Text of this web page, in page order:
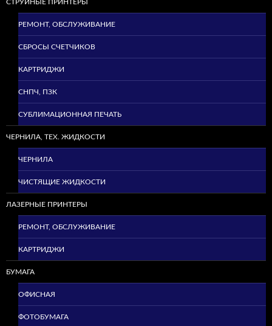
СТРУЙНЫЕ ПРИНТЕРЫ
РЕМОНТ, ОБСЛУЖИВАНИЕ
СБРОСЫ СЧЕТЧИКОВ
КАРТРИДЖИ
СНПЧ, ПЗК
СУБЛИМАЦИОННАЯ ПЕЧАТЬ
ЧЕРНИЛА, ТЕХ. ЖИДКОСТИ
ЧЕРНИЛА
ЧИСТЯЩИЕ ЖИДКОСТИ
ЛАЗЕРНЫЕ ПРИНТЕРЫ
РЕМОНТ, ОБСЛУЖИВАНИЕ
КАРТРИДЖИ
БУМАГА
ОФИСНАЯ
ФОТОБУМАГА